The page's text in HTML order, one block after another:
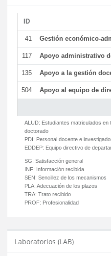
ID
41 Gestión económico-
117 Apoyo administrativo
135 Apoyo a la gestión
504 Apoyo al equipo de
ALUD: Estudiantes matriculados
doctorado
PDI: Personal docente e
EDDEP: Equipo directivo de
SG: Satisfacción general
INF: Información recibida
SEN: Sencillez de los mecanismos
PLA: Adecuación de los plazos
TRA: Trato recibido
PROF: Profesionalidad
Laboratorios (LAB)